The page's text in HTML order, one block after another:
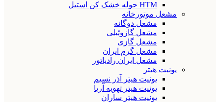
HTM حوله خشک کن استیل
مشعل موتورخانه
مشعل دوگانه
مشعل گازوئیلی
مشعل گازی
مشعل گرم ایران
مشعل ایران رادیاتور
یونیت هیتر
یونیت هیتر آذر نسیم
یونیت هیتر تهویه آریا
یونیت هیتر ساران